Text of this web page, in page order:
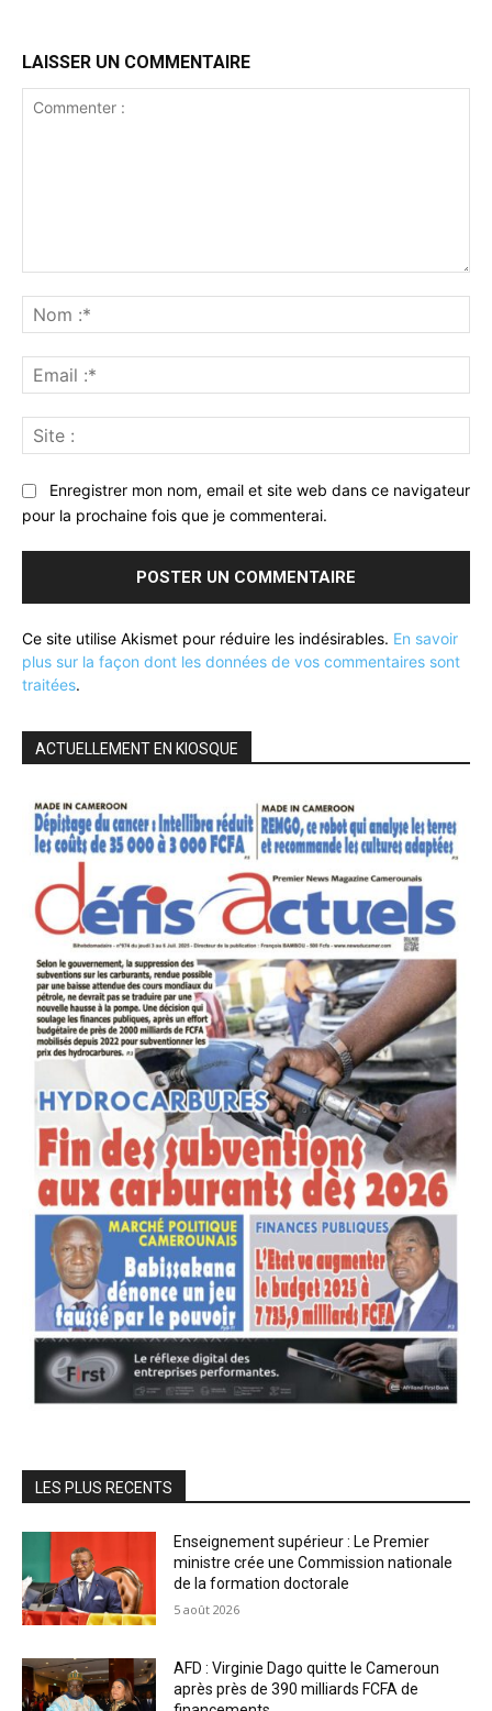
LAISSER UN COMMENTAIRE
:*
:*
:
Enregistrer mon nom, email et site web dans ce navigateur
pour la prochaine fois que je commenterai.
Ce site utilise Akismet pour réduire les indésirables. En savoir
plus sur la façon dont les données de vos commentaires sont
traitées.
ACTUELLEMENT EN KIOSQUE
LES PLUS RECENTS
Enseignement supérieur : Le Premier
ministre crée une Commission nationale
de la formation doctorale
5 août 2026
AFD : Virginie Dago quitte le Cameroun
après près de 390 milliards FCFA de